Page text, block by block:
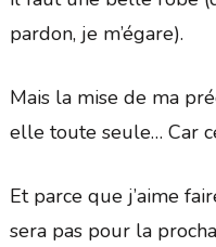
pardon, je m’égare).
Mais la mise de ma
elle toute seule… Car
Et parce que j’aime
sera pas pour la